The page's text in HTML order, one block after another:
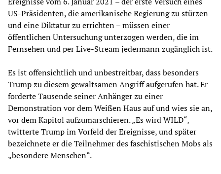
US-Präsidenten, die amerikanische Regierung zu stürzen
und eine Diktatur zu errichten – müssen einer
öffentlichen Untersuchung unterzogen werden, die im
Fernsehen und per Live-Stream jedermann zugänglich ist.
Es ist offensichtlich und unbestreitbar, dass besonders
Trump zu diesem gewaltsamen Angriff aufgerufen hat. Er
forderte Tausende seiner Anhänger zu einer
Demonstration vor dem Weißen Haus auf und wies sie an,
vor dem Kapitol aufzumarschieren. „Es wird WILD“,
twitterte Trump im Vorfeld der Ereignisse, und später
bezeichnete er die Teilnehmer des faschistischen Mobs als
„besondere Menschen“.